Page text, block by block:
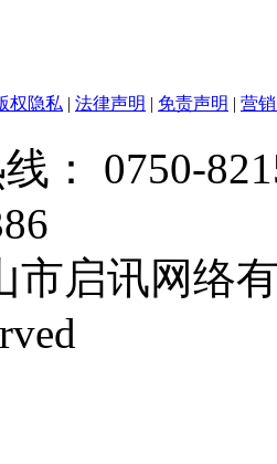
权隐私 | 法律声明 | 免责声明 | 营
： 0750-
市启讯网络